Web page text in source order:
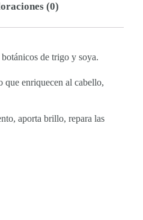
(0)
de trigo y soya.
que enriquecen al cabello,
aporta brillo, repara las